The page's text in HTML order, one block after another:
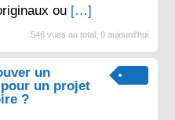
ou […]
546 vues au total, 0 aujourd'hui
un
un projet
?